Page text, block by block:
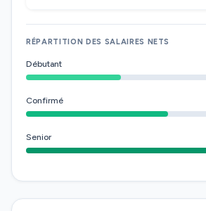
RÉPARTITION DES SALAIRES NETS
Débutant
Confirmé
Senior